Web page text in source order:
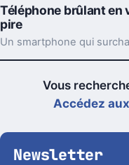
Téléphone brûlant en
pire
Vous
Accédez
Newsletter